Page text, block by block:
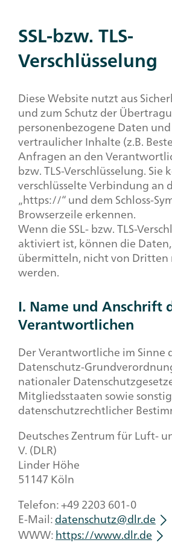
Headline,
Text
+
SSL-bzw. TLS-
Verschlüsselung
Diese Website nutzt aus
und zum Schutz der
personenbezogene Daten
vertraulicher Inhalte (z.B.
Anfragen an den
bzw. TLS-Verschlüsselung. Sie
verschlüsselte Verbindung an
„https://“ und dem Schloss-
Browserzeile erkennen.
Wenn die SSL- bzw. TLS-
aktiviert ist, können die
übermitteln, nicht von Dritten
werden.
I. Name und Anschrift
Verantwortlichen
Der Verantwortliche im Sinne
Datenschutz-
nationaler
Mitgliedsstaaten sowie
datenschutzrechtlicher
Deutsches Zentrum für Luft-
V. (DLR)
Linder Höhe
51147 Köln
Telefon: +49 2203 601-0
E-Mail:datenschutz@dlr.de
WWW:https://www.dlr.de